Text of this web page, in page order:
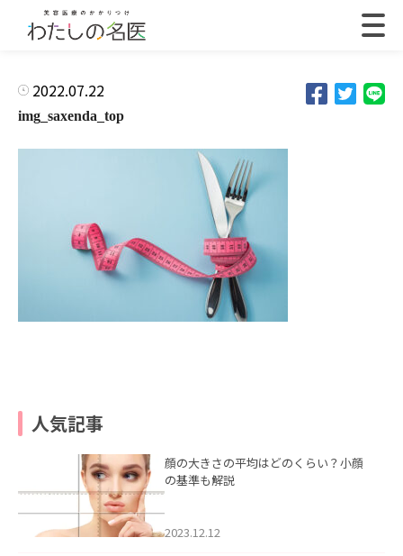
2022.07.22
img_saxenda_top
人気記事
顔の大きさの平均はどのくらい？小顔
の基準も解説
2023.12.12